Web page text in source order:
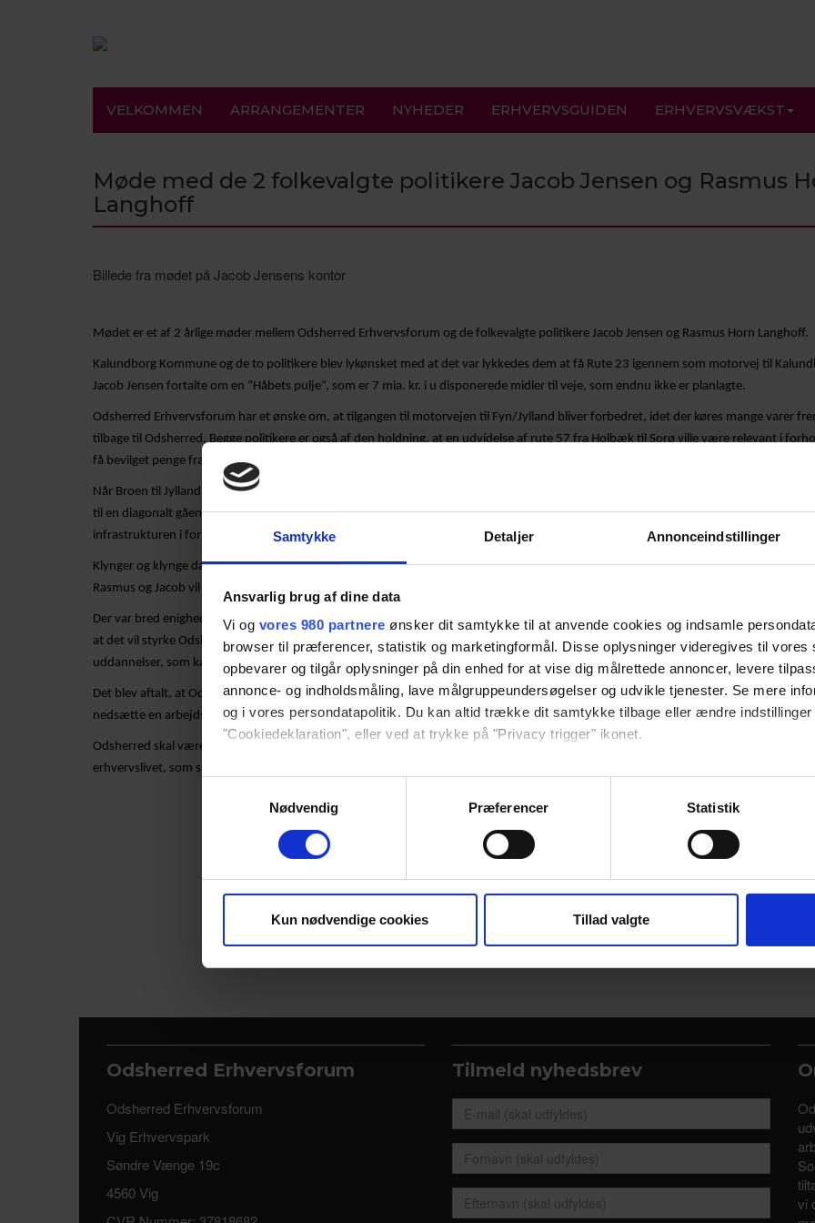
Samtykke Detaljer Annonceindstillinger
Ansvarlig brug af dine data
Vi og vores 980 partnere ønsker dit samtykke til at anvende cookies og indsamle
browser til præferencer, statistik og marketingformål. Disse oplysninger videregives til vores
opbevarer og tilgår oplysninger på din enhed for at vise dig målrettede annoncer, levere
annonce- og indholdsmåling, lave målgruppeundersøgelser og udvikle tjenester. Se mere
og i vores persondatapolitik. Du kan altid trække dit samtykke tilbage eller ændre indstillinger
"Cookiedeklaration", eller ved at trykke på "Privacy trigger" ikonet.
Dine valg anvendes på hele websitet.
vores trafik. Vi deler også oplysninger om din brug af vores hjemmeside med vores partnere
Nødvendig
Præferencer Statistik
Kun nødvendige cookies Tillad valgte
VELKOMMEN ARRANGEMENTER NYHEDER ERHVERVSGUIDEN ERHVERVSVÆKST
Møde med de 2 folkevalgte politikere Jacob Jensen og Rasmus
Langhoff
Billede fra mødet på Jacob Jensens kontor
Mødet er et af 2 årlige møder mellem Odsherred Erhvervsforum og de folkevalgte politikere Jacob Jensen og Rasmus Horn Langhoff.
Kalundborg Kommune og de to politikere blev lykønsket med at det var lykkedes dem at få Rute 23 igennem som motorvej til
Jacob Jensen fortalte om en ”Håbets pulje”, som er 7 mia. kr. i u disponerede midler til veje, som endnu ikke er planlagte.
Odsherred Erhvervsforum har et ønske om, at tilgangen til motorvejen til Fyn/Jylland bliver forbedret, idet der køres mange varer
tilbage til Odsherred. Begge politikere er også af den holdning, at en udvidelse af rute 57 fra Holbæk til Sorø ville være relevant i
få bevilget penge fra Håbets Pulje.
Når Broen til Jylland bliver vedtaget, og man går i gang med at planlægge og projektere broen, så har Odsherred Erhvervsforum et
til en diagonalt gående forbindelse mellem Odsherred og rute 23. Den italesættes allerede nu for at komme med når planlægningen
infrastrukturen i forbindelse med broen starter.
Klynger og klynge dannelse er en ny og bæredygtig tankegang for etablering af bæredygtigt erhvervsliv. Odsherred Erhvervsforum
Rasmus og Jacob vil hjælpe os i arbejdet med at tiltrække en Fødevareklynge til Odsherred.
Der var bred enighed om at det vil være godt for Odsherred, hvis Asnæs bliver styrket som uddannelses by, ligesom der var bred
at det vil styrke Odsherred, hvis der placeres nye uddannelser i Asnæs. Rådet fra Politikerne er, at man sammen skal finde nogle
uddannelser, som kan lægges i Odsherred.
Det blev aftalt, at Odsherred Erhvervsforum sammen med Rasmus og Jacob, Odsherred Kommune og uddannelsesinstitutionerne, vil
nedsætte en arbejdsgruppe, hvor man skal arbejde hen imod at skabe opmærksomhed om at tiltrække uddannelse til Odsherred.
Odsherred skal være både en erhvervs- og uddannelseskommune ud over en fritidskommune. Vi er mere en blot turismen, for det er
erhvervslivet, som sikrer skattegrundlaget og leveforholdene i Odsherred.
Odsherred Erhvervsforum
Odsherred Erhvervsforum
Vig Erhvervspark
Søndre Vænge 19c
4560 Vig
Tilmeld nyhedsbrev
vi